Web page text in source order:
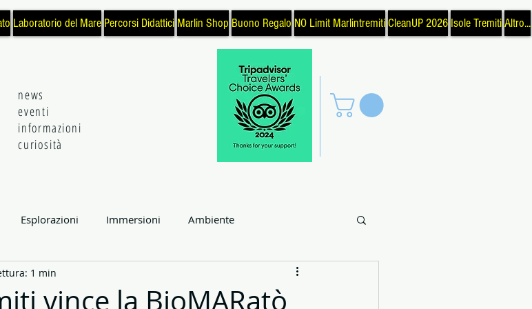
Laboratorio del Mare Percorsi Didattici Marlin Shop Buono Regalo NO Limit MarlintremitiCleanUP 2026 Isole TremitiAltro...
news
eventi
informazioni
curiosità
Esplorazioni Immersioni Ambiente
Eventi Pesca
vince la BioMARatò
1 min